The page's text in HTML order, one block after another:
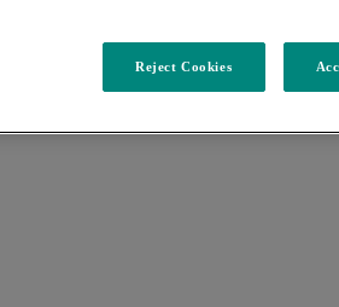
Reject Cookies